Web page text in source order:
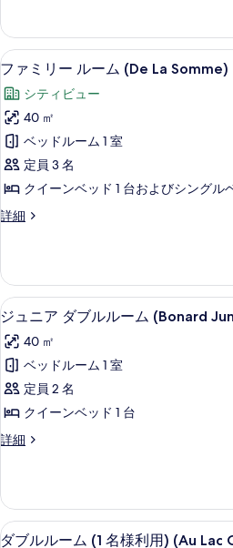
示
す
る
ル
ル
ー
ム
(Hamelin)
の
す
べ
て
真
を
表
示
す
る
テ
ィ
ブ
ブ
ル
ル
ー
ム
(Hamelin)
の
詳
フ
ァ
ミ
リ
ー
ル
ー
ム
Somme)
の
す
べ
て
の
写
真
表
示
フ
5
ファミリー ルーム (De La Somme)
シティビュー
40 ㎡
ベッドルーム 1 室
定員 3 名
クイーンベッド 1 台およびシングル
詳細
フ
ー
ル
ー
(De
La
の
詳
ジ
ュ
ニ
ア
ダ
ブ
ル
ー
ム
(Bonard
ジ
9
ジュニア ダブルルーム (Bonard
40 ㎡
ベッドルーム 1 室
定員 2 名
クイーンベッド 1 台
詳細
ジ
ダ
ブ
ル
ダ
ダ
5
ダブルルーム (1 名様利用) (Au Lac